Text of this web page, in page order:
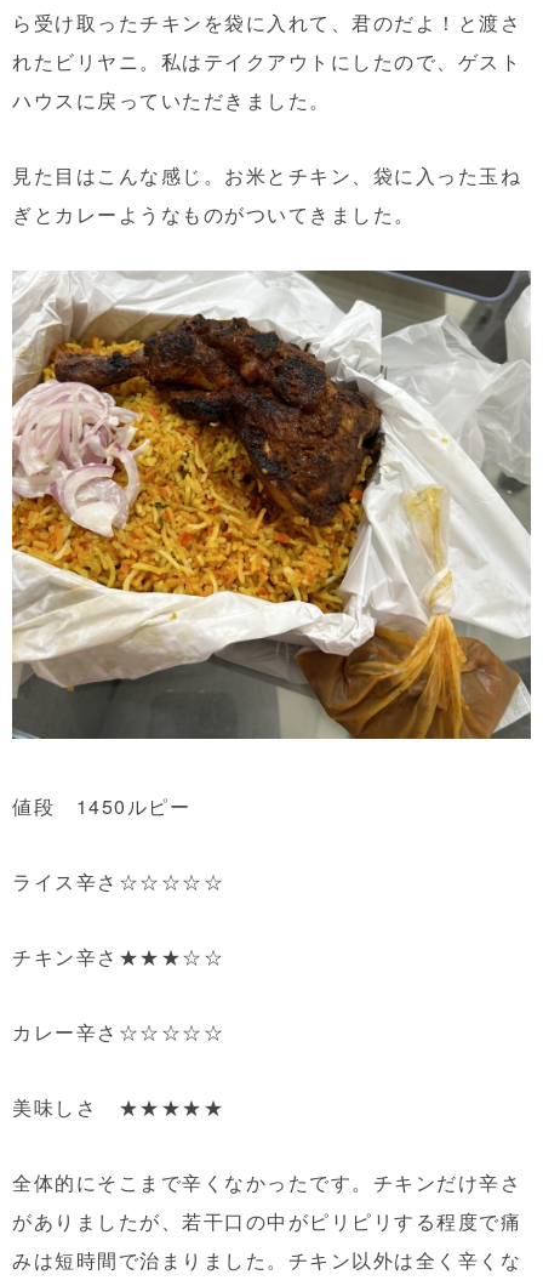
ら受け取ったチキンを袋に入れて、君のだよ！と渡さ
れたビリヤニ。私はテイクアウトにしたので、ゲスト
ハウスに戻っていただきました。
見た目はこんな感じ。お米とチキン、袋に入った玉ね
ぎとカレーようなものがついてきました。
値段 1450ルピー
ライス辛さ☆☆☆☆☆
チキン辛さ★★★☆☆
カレー辛さ☆☆☆☆☆
美味しさ ★★★★★
全体的にそこまで辛くなかったです。チキンだけ辛さ
がありましたが、若干口の中がピリピリする程度で痛
みは短時間で治まりました。チキン以外は全く辛くな